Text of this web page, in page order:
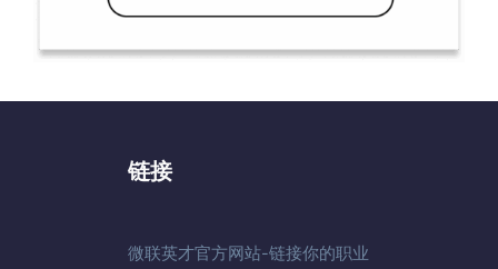
链接
微联英才官方网站-链接你的职业